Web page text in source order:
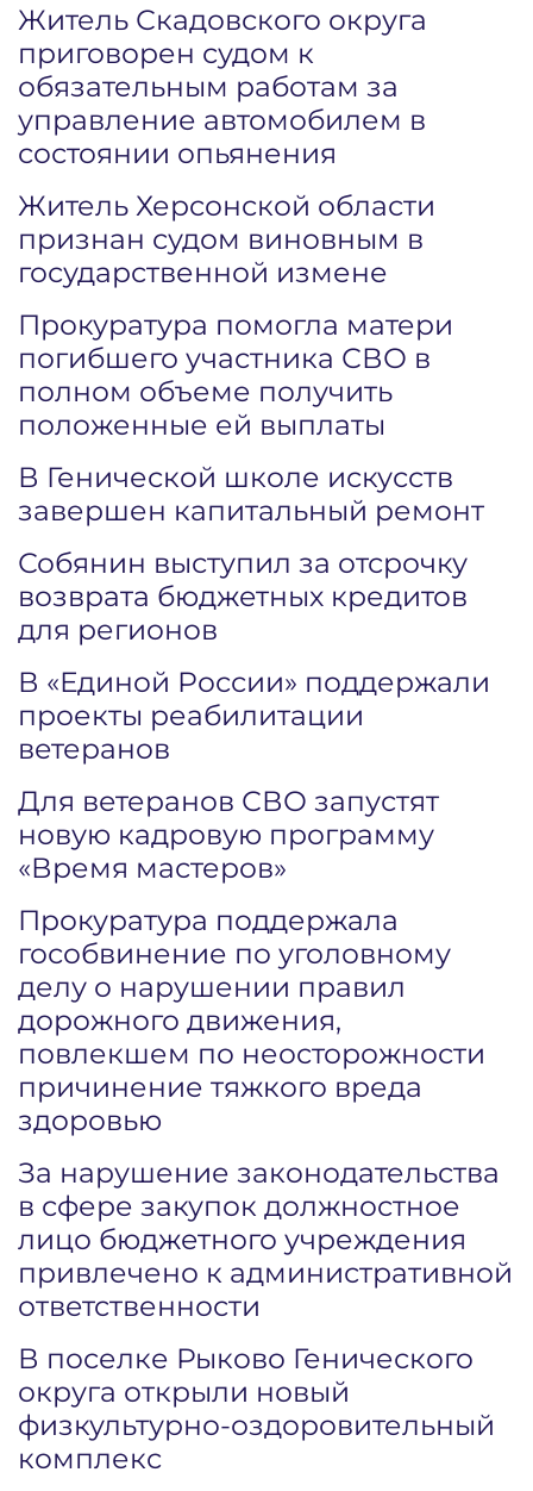
Житель Скадовского округа
приговорен судом к
обязательным работам за
управление автомобилем в
состоянии опьянения
Житель Херсонской области
признан судом виновным в
государственной измене
Прокуратура помогла матери
погибшего участника СВО в
полном объеме получить
положенные ей выплаты
В Генической школе искусств
завершен капитальный ремонт
Собянин выступил за отсрочку
возврата бюджетных кредитов
для регионов
В «Единой России» поддержали
проекты реабилитации
ветеранов
Для ветеранов СВО запустят
новую кадровую программу
«Время мастеров»
Прокуратура поддержала
гособвинение по уголовному
делу о нарушении правил
дорожного движения,
повлекшем по неосторожности
причинение тяжкого вреда
здоровью
За нарушение законодательства
в сфере закупок должностное
лицо бюджетного учреждения
привлечено к административной
ответственности
В поселке Рыково Генического
округа открыли новый
физкультурно-оздоровительный
комплекс